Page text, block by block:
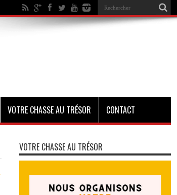
VOTRE CHASSE AU TRÉSOR CONTACT
VOTRE CHASSE AU TRÉSOR